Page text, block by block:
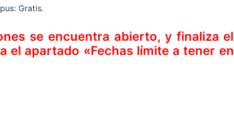
Gratis.
se encuentra abierto, y finaliza el
el apartado «Fechas límite a tener en